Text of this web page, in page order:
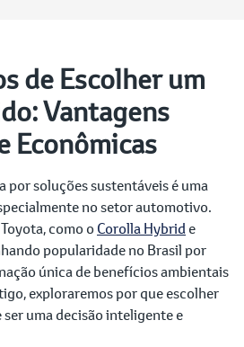
de Escolher um
Vantagens
Econômicas
por soluções sustentáveis é uma
no setor automotivo.
como o Corolla Hybride
popularidade no Brasil por
única de benefícios ambientais
exploraremos por que escolher
uma decisão inteligente e